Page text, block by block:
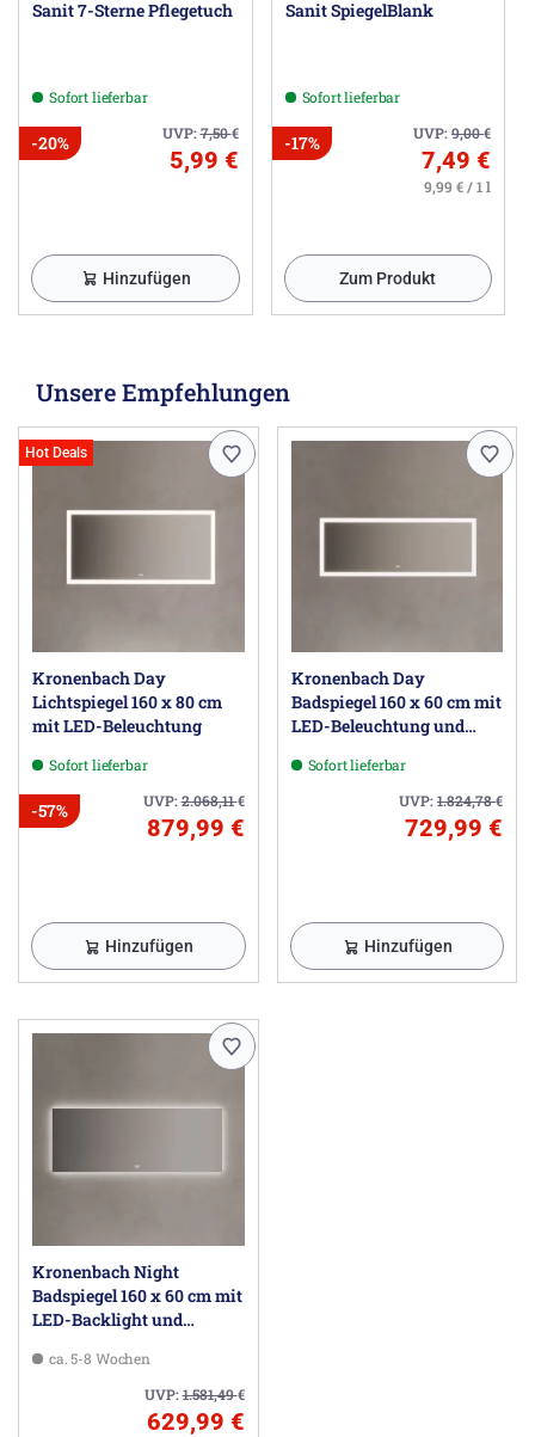
Sanit 7-Sterne Pflegetuch
Sofort lieferbar
UVP:7,50€
-20%
5,99 €
Hinzufügen
Sanit SpiegelBlank
Sofort lieferbar
UVP:9,00€
-17%
7,49 €
9,99 € / 1 l
Zum Produkt
Unsere Empfehlungen
Hot Deals
Kronenbach Day
Lichtspiegel 160 x 80 cm
mit LED-Beleuchtung
Sofort lieferbar
UVP:2.068,11€
-57%
879,99 €
Hinzufügen
Kronenbach Day
Badspiegel 160 x 60 cm mit
LED-Beleuchtung und
Sofort lieferbar
UVP:1.824,78€
729,99 €
Hinzufügen
Kronenbach Night
Badspiegel 160 x 60 cm mit
LED-Backlight und
ca. 5-8 Wochen
UVP:1.581,49€
629,99 €